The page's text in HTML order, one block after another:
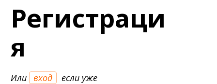
Валенсия — Сельта
25 августа (вт) в 21:00 (исп)
30 августа (вс) в 19:30 (исп)
Регистраци
я
Или вход если уже